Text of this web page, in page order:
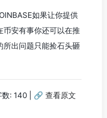
如果让你提供
安有事你还可以在推
出问题只能捡石头砸
: 140 | 🔗 查看原文